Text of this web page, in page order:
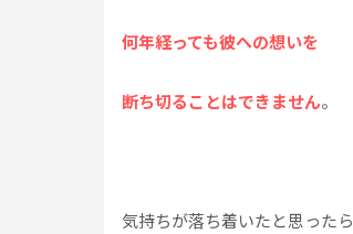
何年経っても彼への想いを
断ち切ることはできません。
気持ちが落ち着いたと思ったら